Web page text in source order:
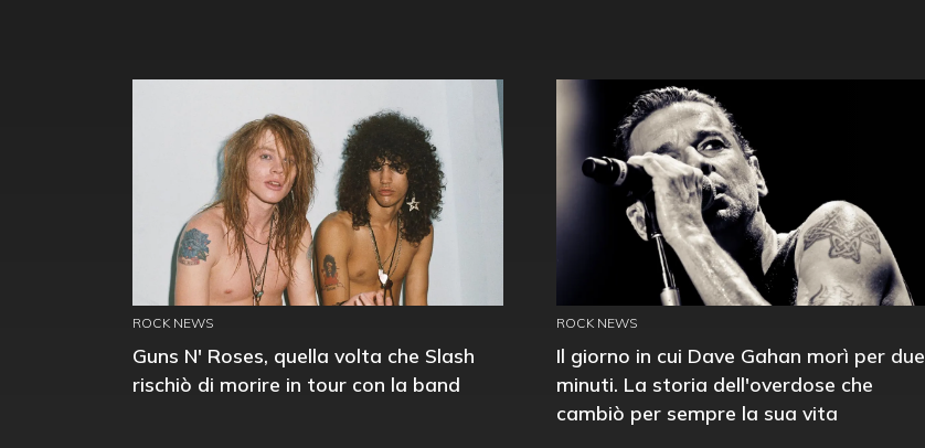
ROCK NEWS
Guns N' Roses, quella volta che Slash
rischiò di morire in tour con la band
ROCK NEWS
Il giorno in cui Dave Gahan morì per due
minuti. La storia dell'overdose che
cambiò per sempre la sua vita